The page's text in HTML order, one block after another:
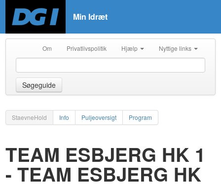
Min Idræt
Om Privatlivspolitik Hjælp Nyttige links
Søgeguide
StaevneHold Info Puljeoversigt Program
TEAM ESBJERG HK 1
- TEAM ESBJERG HK